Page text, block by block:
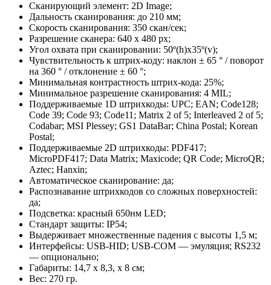
Сканирующий элемент: 2D Image;
Дальность сканирования: до 210 мм;
Скорость сканирования: 350 скан/сек;
Разрешение сканера: 640 х 480 px;
Угол охвата при сканировании: 50º(h)x35º(v);
Чувствительность к штрих-коду: наклон ± 65 ° / поворот
на 360 ° / отклонение ± 60 °;
Минимальная контрастность штрих-кода: 25%;
Минимальное разрешение сканирования: 4 MIL;
Поддерживаемые 1D штрихкоды: UPC; EAN; Code128;
Code 39; Code 93; Code11; Matrix 2 of 5; Interleaved 2 of 5;
Codabar; MSI Plessey; GS1 DataBar; China Postal; Korean
Postal;
Поддерживаемые 2D штрихкоды: PDF417;
MicroPDF417; Data Matrix; Maxicode; QR Code; MicroQR;
Aztec; Hanxin;
Автоматическое сканирование: да;
Распознавание штрихкодов со сложных поверхностей:
да;
Подсветка: красный 650нм LED;
Стандарт защиты: IP54;
Выдерживает множественные падения с высоты 1,5 м;
Интерфейсы: USB-HID; USB-COM — эмуляция; RS232
— опционально;
Габариты: 14,7 x 8,3, x 8 см;
Вес: 270 гр.